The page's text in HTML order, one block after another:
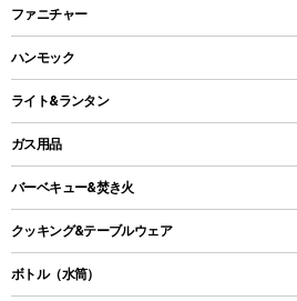
ワンポールテント
シェルターテント
ロッジ型・オリジナルテント
タープ
スクエアタープ（レクタタープ）
メッシュタープ
インナーシュラフ
キャンピングベッド・コット
インフレータブルマット
ファニチャー
アウトドアテーブル
レジャーシート
ハンモック
ライト&ランタン
LEDランタン
ガスランタン
オイルランタン
LEDライト
ガス用品
ガスバーナー
ガス缶
バーベキュー&焚き火
バーベキューコンロ、グリル
焚き火台タイプ（ロースタイル）グリル
クッキング&テーブルウェア
ダッチオーブン
ボトル（水筒）